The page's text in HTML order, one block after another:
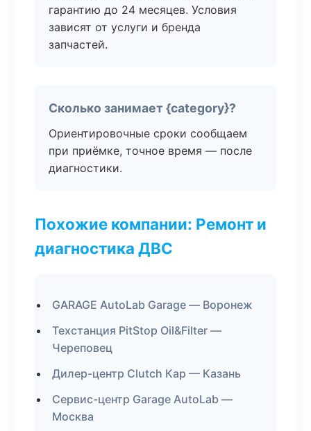
гарантию до 24 месяцев. Условия
зависят от услуги и бренда
запчастей.
Сколько занимает {category}?
Ориентировочные сроки сообщаем
при приёмке, точное время — после
диагностики.
Похожие компании: Ремонт и
диагностика ДВС
GARAGE AutoLab Garage — Воронеж
Техстанция PitStop Oil&Filter —
Череповец
Дилер-центр Clutch Кар — Казань
Сервис-центр Garage AutoLab —
Москва